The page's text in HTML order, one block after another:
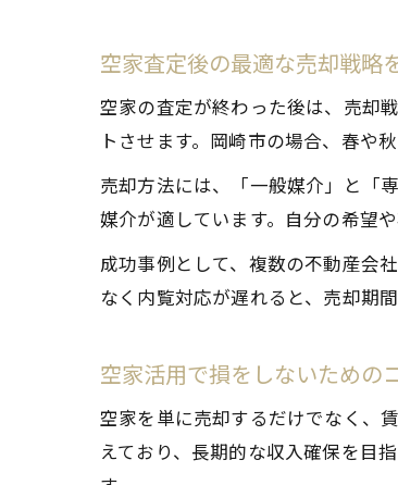
空家査定後の最適な売却戦略
空家の査定が終わった後は、売却
トさせます。岡崎市の場合、春や
売却方法には、「一般媒介」と「
媒介が適しています。自分の希望
成功事例として、複数の不動産会
なく内覧対応が遅れると、売却期
空家活用で損をしないための
空家を単に売却するだけでなく、
えており、長期的な収入確保を目